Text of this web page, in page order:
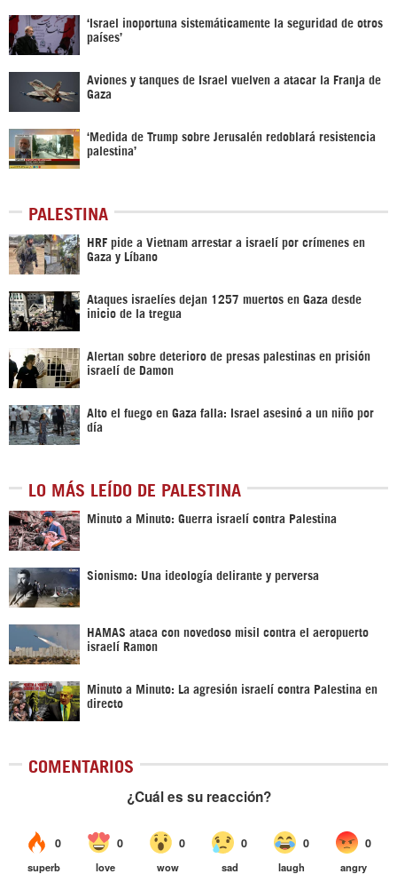
‘Israel inoportuna sistemáticamente la seguridad de otros
países’
Aviones y tanques de Israel vuelven a atacar la Franja de
Gaza
‘Medida de Trump sobre Jerusalén redoblará resistencia
palestina’
PALESTINA
HRF pide a Vietnam arrestar a israelí por crímenes en
Gaza y Líbano
Ataques israelíes dejan 1257 muertos en Gaza desde
inicio de la tregua
Alertan sobre deterioro de presas palestinas en prisión
israelí de Damon
Alto el fuego en Gaza falla: Israel asesinó a un niño por
día
LO MÁS LEÍDO DE PALESTINA
Minuto a Minuto: Guerra israelí contra Palestina
Sionismo: Una ideología delirante y perversa
HAMAS ataca con novedoso misil contra el aeropuerto
israelí Ramon
Minuto a Minuto: La agresión israelí contra Palestina en
directo
COMENTARIOS